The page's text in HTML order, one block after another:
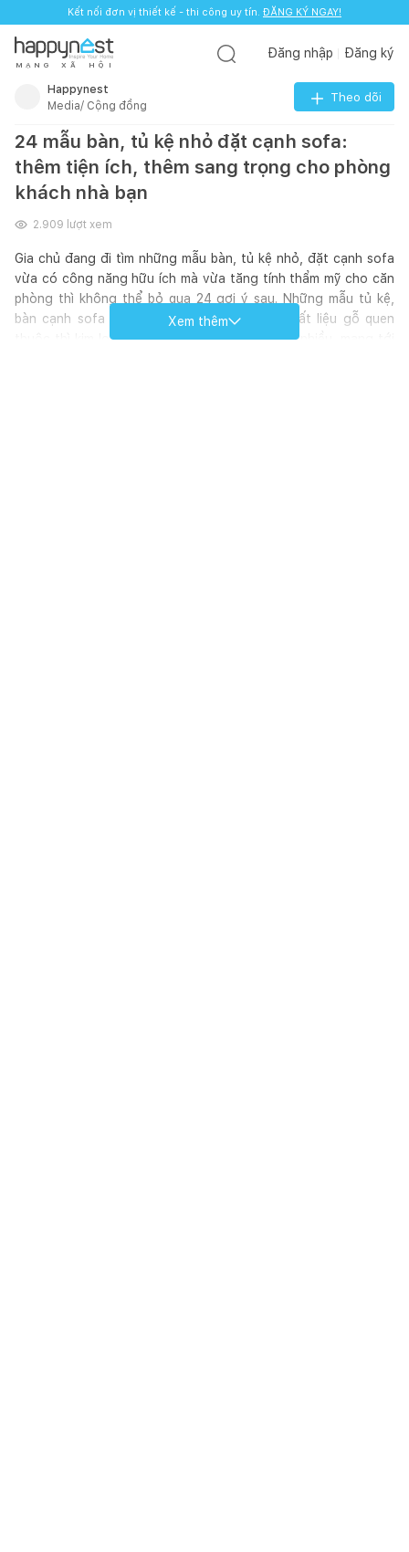
Kết nối đơn vị thiết kế - thi công uy tín. ĐĂNG KÝ NGAY!
M Ạ N G X Ã H Ộ I
Đăng nhập Đăng ký
Happynest
Media/ Cộng đồng
Theo dõi
24 mẫu bàn, tủ kệ nhỏ đặt cạnh sofa:
thêm tiện ích, thêm sang trọng cho phòng
khách nhà bạn
2.909 lượt xem
Gia chủ đang đi tìm những mẫu bàn, tủ kệ nhỏ, đặt cạnh sofa
vừa có công năng hữu ích mà vừa tăng tính thẩm mỹ cho căn
phòng thì không thể bỏ qua 24 gợi ý sau. Những mẫu tủ kệ,
bàn cạnh sofa ngày càng đa dạng, ngoài chất liệu gỗ quen
thuộc thì kim loại, mặt đá cũng được sử dụng nhiều, mang tới
Xem thêm